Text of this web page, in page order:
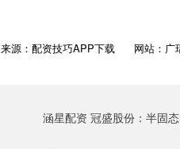
来源：配资技巧APP下载 网站：广